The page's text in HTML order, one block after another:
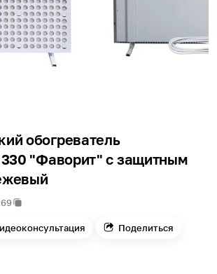
обогреватель
"Фаворит" c защитным
Поделиться